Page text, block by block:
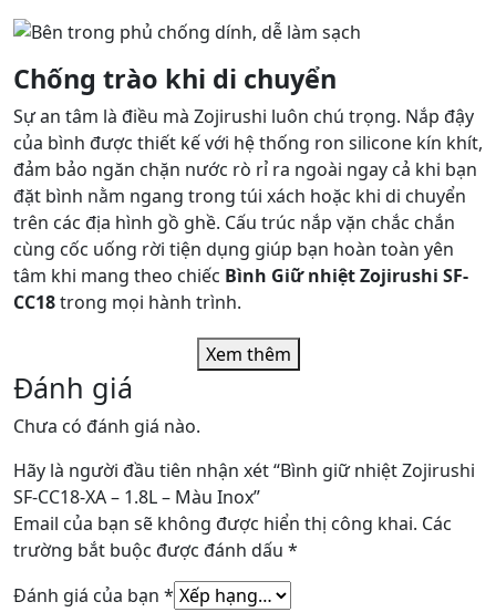
Chống trào khi di chuyển
Sự an tâm là điều mà Zojirushi luôn chú trọng. Nắp đậy
của bình được thiết kế với hệ thống ron silicone kín khít,
đảm bảo ngăn chặn nước rò rỉ ra ngoài ngay cả khi bạn
đặt bình nằm ngang trong túi xách hoặc khi di chuyển
trên các địa hình gồ ghề. Cấu trúc nắp vặn chắc chắn
cùng cốc uống rời tiện dụng giúp bạn hoàn toàn yên
tâm khi mang theo chiếc Bình Giữ nhiệt Zojirushi SF-
CC18trong mọi hành trình.
Xem thêm
Đánh giá
Chưa có đánh giá nào.
Hãy là người đầu tiên nhận xét “Bình giữ nhiệt Zojirushi
SF-CC18-XA – 1.8L – Màu Inox”
Email của bạn sẽ không được hiển thị công khai. Các
trường bắt buộc được đánh dấu *
Đánh giá của bạn *